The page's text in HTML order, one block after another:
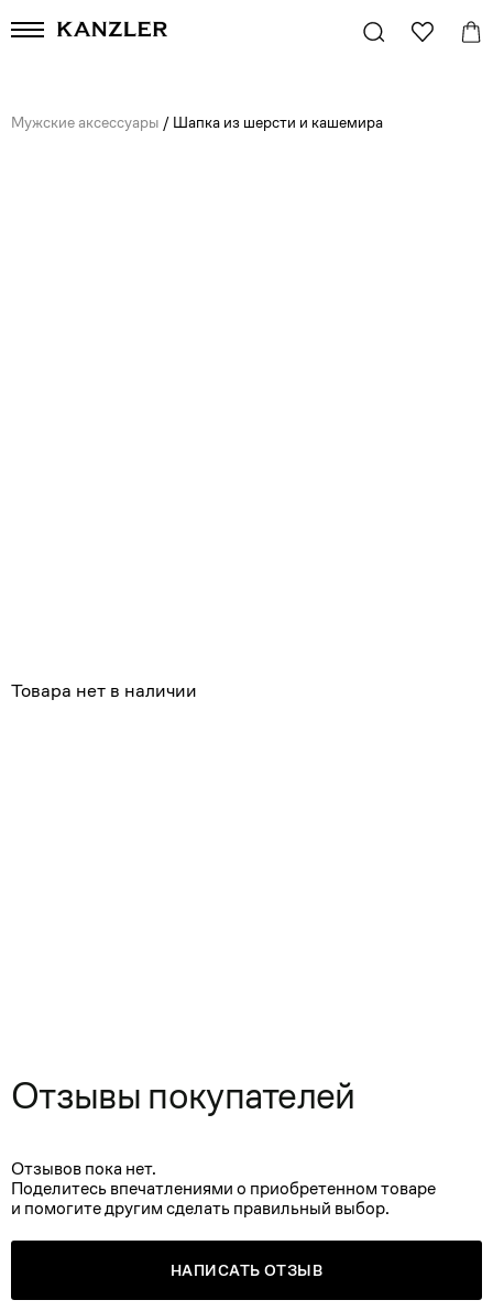
Мужские аксессуары / Шапка из шерсти и кашемира
Товара нет в наличии
Отзывы покупателей
Отзывов пока нет.
Поделитесь впечатлениями о приобретенном товаре
и помогите другим сделать правильный выбор.
НАПИСАТЬ ОТЗЫВ